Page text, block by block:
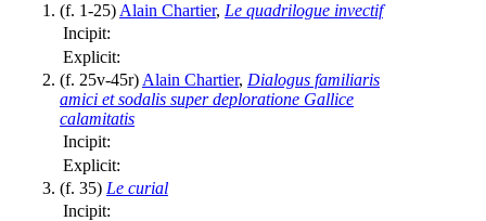
(f. 1-25) Alain Chartier, Le quadrilogue invectif
Incipit:
Explicit:
(f. 25v-45r) Alain Chartier, Dialogus familiaris
amici et sodalis super deploratione Gallice
calamitatis
Incipit:
Explicit:
(f. 35) Le curial
Incipit: